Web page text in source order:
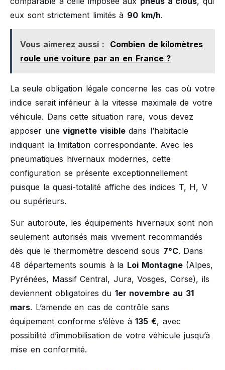
eux sont strictement limités à 90 km/h.
Vous aimerez aussi :
Combien de kilomètres
roule une voiture par an en France ?
La seule obligation légale concerne les cas où votre
indice serait inférieur à la vitesse maximale de votre
véhicule. Dans cette situation rare, vous devez
apposer unevignette visibledans l’habitacle
indiquant la limitation correspondante. Avec les
pneumatiques hivernaux modernes, cette
configuration se présente exceptionnellement
puisque la quasi-totalité affiche des indices T, H, V
ou supérieurs.
Sur autoroute, les équipements hivernaux sont non
seulement autorisés mais vivement recommandés
dès que le thermomètre descend sous 7°C. Dans
48 départements soumis à la Loi Montagne(Alpes,
Pyrénées, Massif Central, Jura, Vosges, Corse), ils
deviennent obligatoires du 1er novembre au 31
mars. L’amende en cas de contrôle sans
équipement conforme s’élève à135 €, avec
possibilité d’immobilisation de votre véhicule jusqu’à
mise en conformité.